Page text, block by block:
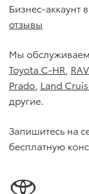
Бизнес-аккаунт
отзывы
Мы
Toyota C-HR
Prado Land
другие.
Запишитесь на
бесплатную